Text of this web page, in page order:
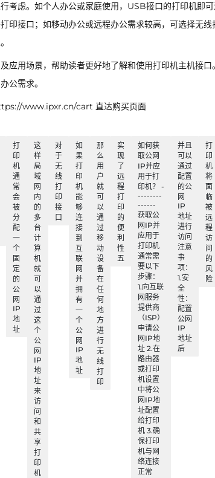
考虑。如个人办公或家庭使用，USB接口的打印机即
印接口；如移动办公或远程办公需求较高，可选择无
应用场景，帮助读者更好地了解和使用打印机主机接
公需求。
www.ipxr.cn/cart 直达购买页面
打
印
机
通
常
会
被
分
配
一
个
固
定
的
公
网
IP
地
址
这
样
局
域
网
内
的
多
台
计
算
机
就
可
以
通
过
这
个
公
网
IP
地
址
来
访
问
和
共
享
打
印
机
对
于
无
线
打
印
接
口
如
果
打
印
机
能
够
连
接
到
互
联
网
并
拥
有
一
个
公
网
IP
地
址
那
么
用
户
就
可
以
通
过
移
动
设
备
在
任
何
地
方
进
行
无
线
打
印
实
现
了
远
程
打
印
的
便
利
性
五
如何获
取公网
IP并应
用于打
印机？ -
--------
------
获取公
网IP并
应用于
打印机
通常需
要以下
步骤：
1.向互联
网服务
提供商
（ISP）
申请公
网IP地
址 2.在
路由器
或打印
机设置
中将公
网IP地
址配置
给打印
机 3.确
保打印
机与网
络连接
正常
并且
可以
通过
配置
的公
网
IP
地址
进行
访问
注意
事
项：
1.安
全
性：
配置
公网
IP
地址
后
打
印
机
将
面
临
被
远
程
访
问
的
风
险